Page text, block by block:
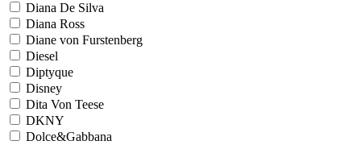
Diana De Silva
Diana Ross
Diane von Furstenberg
Diesel
Diptyque
Disney
Dita Von Teese
DKNY
Dolce&Gabbana